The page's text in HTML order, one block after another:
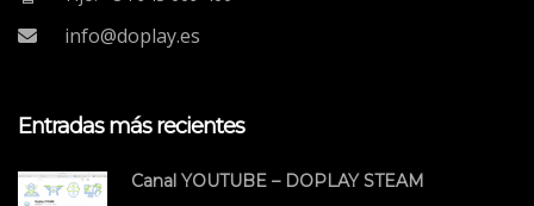
info@doplay.es
Entradas más recientes
Canal YOUTUBE – DOPLAY STEAM